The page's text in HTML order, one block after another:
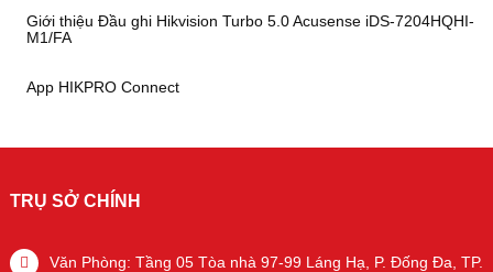
Giới thiệu Đầu ghi Hikvision Turbo 5.0 Acusense iDS-7204HQHI-
M1/FA
App HIKPRO Connect
TRỤ SỞ CHÍNH
Văn Phòng: Tầng 05 Tòa nhà 97-99 Láng Hạ, P. Đống Đa, TP.